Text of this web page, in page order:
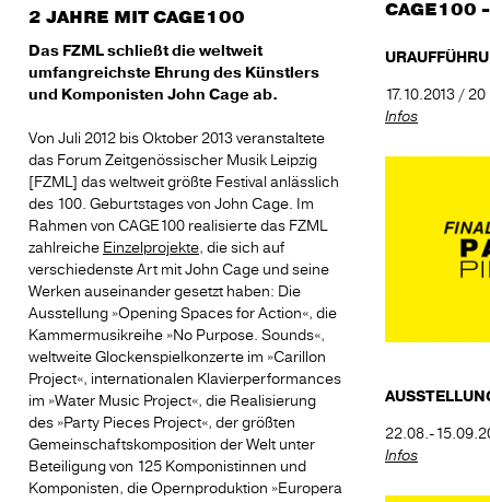
2 JAHRE MIT CAGE100
Das FZML schließt die weltweit
umfangreichste Ehrung des Künstlers
und Komponisten John Cage ab.
Von Juli 2012 bis Oktober 2013 veranstaltete
das Forum Zeitgenössischer Musik Leipzig
[FZML] das weltweit größte Festival anlässlich
des 100. Geburtstages von John Cage. Im
Rahmen von CAGE100 realisierte das FZML
zahlreiche Einzelprojekte, die sich auf
verschiedenste Art mit John Cage und seine
Werken auseinander gesetzt haben: Die
Ausstellung »Opening Spaces for Action«, die
Kammermusikreihe »No Purpose. Sounds«,
weltweite Glockenspielkonzerte im »Carillon
Project«, internationalen Klavierperformances
im »Water Music Project«, die Realisierung
des »Party Pieces Project«, der größten
Gemeinschaftskomposition der Welt unter
Beteiligung von 125 Komponistinnen und
Komponisten, die Opernproduktion »Europera
CAGE100
17.10.2013 /
Infos
22.08.-
Infos